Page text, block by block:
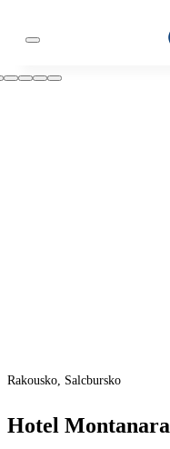
Rakousko, Salcbursko
Hotel Montanara